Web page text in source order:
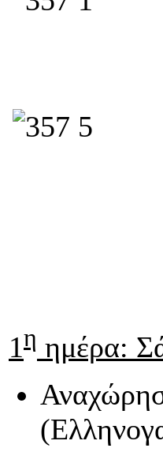
1η ημέρα: